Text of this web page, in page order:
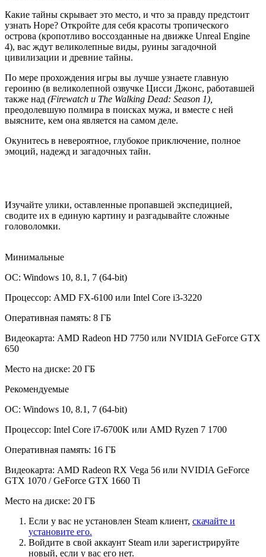
Какие тайны скрывает это место, и что за правду предстоит
узнать Норе? Откройте для себя красоты тропического
острова (кропотливо воссозданные на движке Unreal Engine
4), вас ждут великолепные виды, руины загадочной
цивилизации и древние тайны.
По мере прохождения игры вы лучше узнаете главную
героиню (в великолепной озвучке Цисси Джонс, работавшей
также над (Firewatch и The Walking Dead: Season 1),
преодолевшую полмира в поисках мужа, и вместе с ней
выясните, кем она является на самом деле.
Окунитесь в невероятное, глубокое приключение, полное
эмоций, надежд и загадочных тайн.
Изучайте улики, оставленные пропавшей экспедицией,
сводите их в единую картину и разгадывайте сложные
головоломки.
Минимальные
ОС: Windows 10, 8.1, 7 (64-bit)
Процессор: AMD FX-6100 или Intel Core i3-3220
Оперативная память: 8 ГБ
Видеокарта: AMD Radeon HD 7750 или NVIDIA GeForce GTX
650
Место на диске: 20 ГБ
Рекомендуемые
ОС: Windows 10, 8.1, 7 (64-bit)
Процессор: Intel Core i7-6700K или AMD Ryzen 7 1700
Оперативная память: 16 ГБ
Видеокарта: AMD Radeon RX Vega 56 или NVIDIA GeForce
GTX 1070 / GeForce GTX 1660 Ti
Место на диске: 20 ГБ
Если у вас не установлен Steam клиент, скачайте и
установите его.
Войдите в свой аккаунт Steam или зарегистрируйте
новый, если у вас его нет.